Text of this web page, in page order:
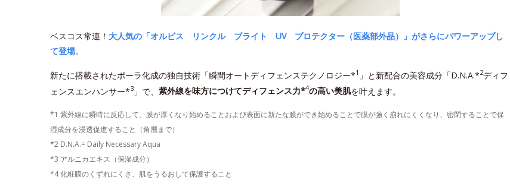
ベスコス常連！ 大人気の「オルビス リンクル ブライト UV プロテクター（医薬部外品）」がさらにパワーアップし
て登場。
新たに搭載されたポーラ化成の独自技術「瞬間オートディフェンステクノロジー*1 」と新配合の美容成分「D.N.A.*2ディフ
ェンスエンハンサー*3 」で、 紫外線を味方につけてディフェンス力*4の高い美肌を叶えます。
*1 紫外線に瞬時に反応して、膜が厚くなり始めることおよび表面に新たな膜ができ始めることで膜が強く崩れにくくなり、密閉することで保
湿成分を浸透促進すること（角層まで）
*2 D.N.A.= Daily Necessary Aqua
*3 アルニカエキス（保湿成分）
*4 化粧膜のくずれにくさ、肌をうるおして保護すること